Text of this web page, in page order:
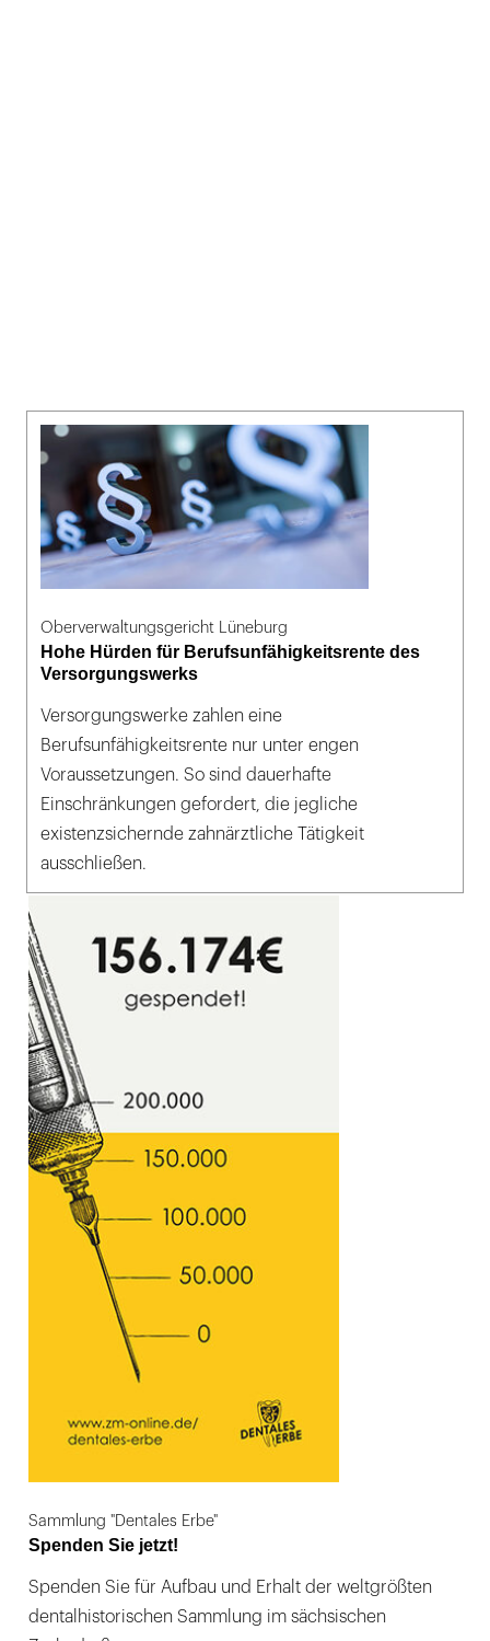
Oberverwaltungsgericht Lüneburg
Hohe Hürden für Berufsunfähigkeitsrente des
Versorgungswerks
Versorgungswerke zahlen eine
Berufsunfähigkeitsrente nur unter engen
Voraussetzungen. So sind dauerhafte
Einschränkungen gefordert, die jegliche
existenzsichernde zahnärztliche Tätigkeit
ausschließen.
Sammlung "Dentales Erbe"
Spenden Sie jetzt!
Spenden Sie für Aufbau und Erhalt der weltgrößten
dentalhistorischen Sammlung im sächsischen